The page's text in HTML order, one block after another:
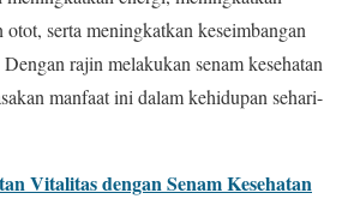
serta meningkatkan keseimbangan
rajin melakukan senam kesehatan
manfaat ini dalam kehidupan sehari-
Vitalitas dengan Senam Kesehatan